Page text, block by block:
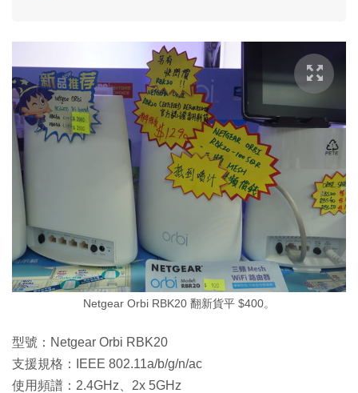
Netgear Orbi RBK20 翻新貨平 $400。
型號：Netgear Orbi RBK20
支援規格：IEEE 802.11a/b/g/n/ac
使用頻譜：2.4GHz、2x 5GHz